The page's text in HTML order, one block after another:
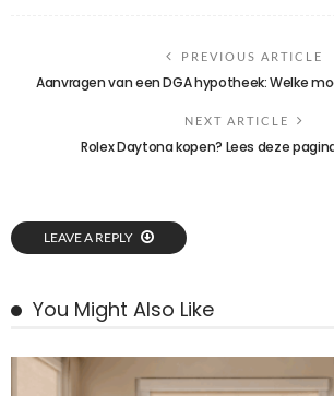
PREVIOUS ARTICLE
Aanvragen van een DGA hypotheek: Welke
NEXT ARTICLE
Rolex Daytona kopen? Lees deze
LEAVE A REPLY
You Might Also Like